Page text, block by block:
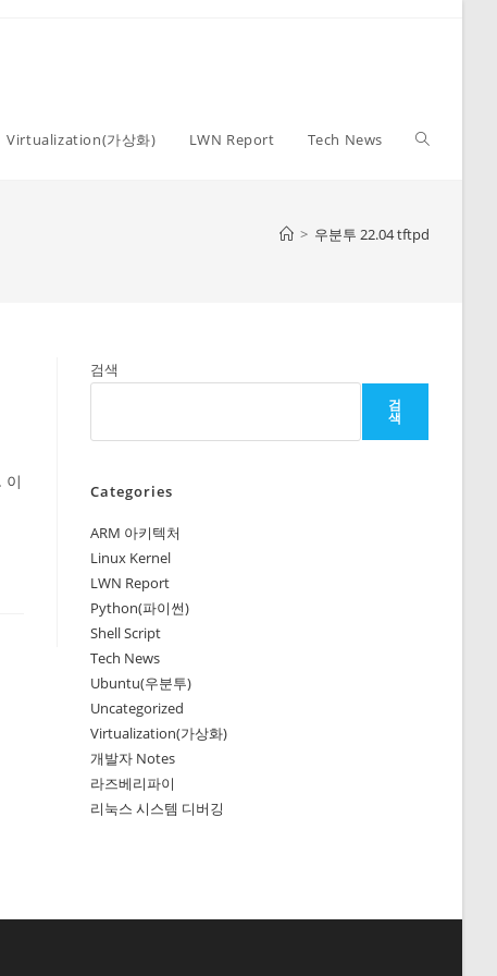
Virtualization(가상화) LWN Report Tech News Toggle
> 우분투 22.04 tftpd
이
검색
검
색
Categories
ARM 아키텍처
Linux Kernel
LWN Report
Python(파이썬)
Shell Script
Tech News
Ubuntu(우분투)
Uncategorized
Virtualization(가상화)
개발자 Notes
라즈베리파이
리눅스 시스템 디버깅